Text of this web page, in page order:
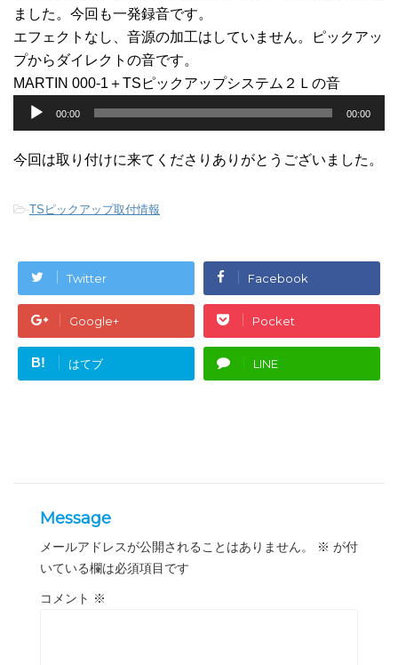
ました。今回も一発録音です。
エフェクトなし、音源の加工はしていません。ピックアッ
プからダイレクトの音です。
MARTIN 000-1＋TSピックアップシステム２Ｌの音音
プ
レ
00:00 00:00
今回は取り付けに来てくださりありがとうございました。
-TSピックアップ取付情報
Twitter Facebook
Google+ Pocket
B! はてブ LINE
Message
メールアドレスが公開されることはありません。 ※ が付
いている欄は必須項目です
コメント ※